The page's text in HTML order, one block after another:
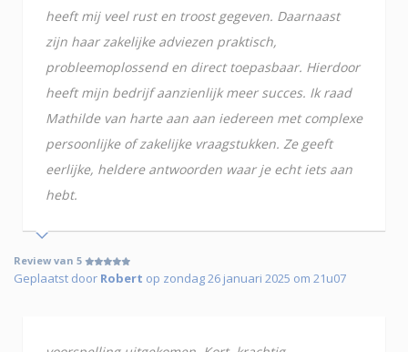
heeft mij veel rust en troost gegeven. Daarnaast
zijn haar zakelijke adviezen praktisch,
probleemoplossend en direct toepasbaar. Hierdoor
heeft mijn bedrijf aanzienlijk meer succes. Ik raad
Mathilde van harte aan aan iedereen met complexe
persoonlijke of zakelijke vraagstukken. Ze geeft
eerlijke, heldere antwoorden waar je echt iets aan
hebt.
Review van 5
Geplaatst door Robert op zondag 26 januari 2025 om 21u07